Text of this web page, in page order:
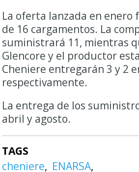
La oferta lanzada en
de 16 cargamentos. La
suministrará 11, mientras
Glencore y el productor
Cheniere entregarán 3 y 2
respectivamente.
La entrega de los
abril y agosto.
TAGS
cheniere
ENARSA